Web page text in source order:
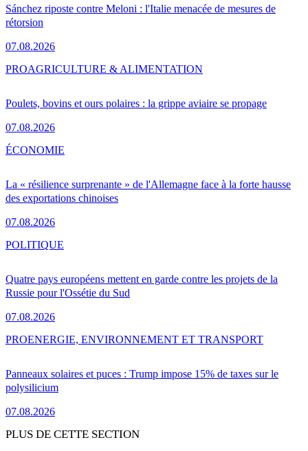
Sánchez riposte contre Meloni : l'Italie menacée de mesures de
rétorsion
07.08.2026
Poulets, bovins et ours polaires : la grippe aviaire se propage
07.08.2026
PROAGRICULTURE & ALIMENTATION
La « résilience surprenante » de l'Allemagne face à la forte hausse
des exportations chinoises
07.08.2026
ÉCONOMIE
Quatre pays européens mettent en garde contre les projets de la
Russie pour l'Ossétie du Sud
07.08.2026
POLITIQUE
Panneaux solaires et puces : Trump impose 15% de taxes sur le
polysilicium
07.08.2026
PROENERGIE, ENVIRONNEMENT ET TRANSPORT
PLUS DE CETTE SECTION